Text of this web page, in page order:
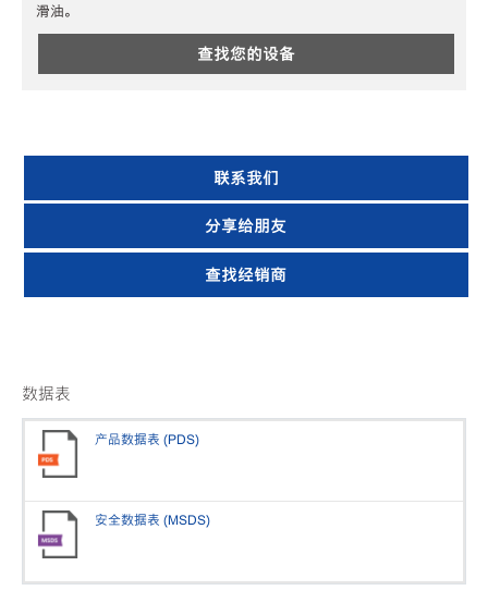
滑油。
查找您的设备
联系我们
分享给朋友
查找经销商
数据表
产品数据表 (PDS)
安全数据表 (MSDS)